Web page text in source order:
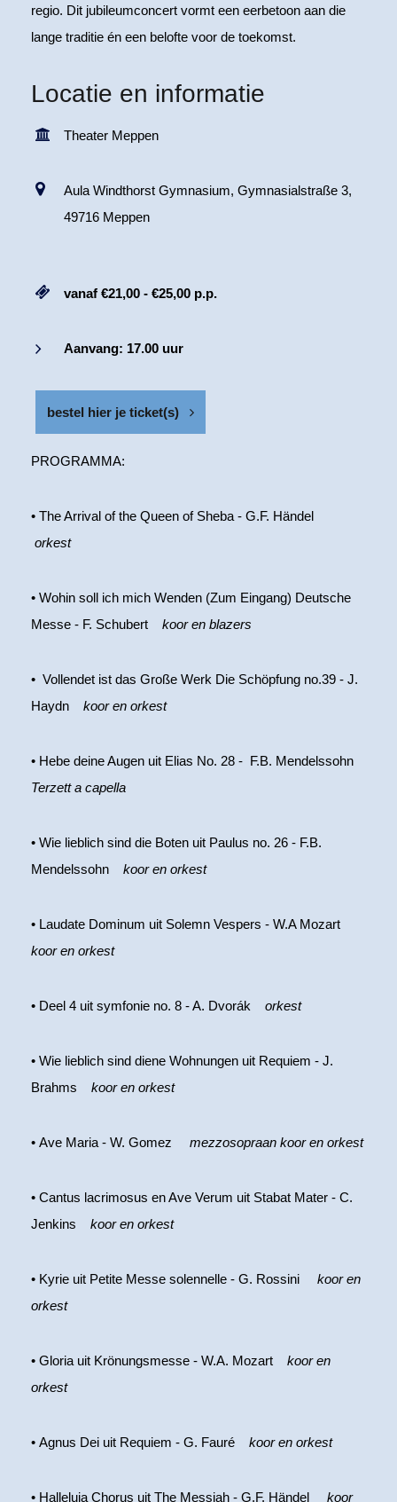
regio. Dit jubileumconcert vormt een eerbetoon aan die
lange traditie én een belofte voor de toekomst.
Locatie en informatie
Theater Meppen
Aula Windthorst Gymnasium, Gymnasialstraße 3,
49716 Meppen
vanaf €21,00 - €25,00 p.p.
Aanvang: 17.00 uur
bestel hier je ticket(s)
PROGRAMMA:
• The Arrival of the Queen of Sheba - G.F. Händel
orkest
• Wohin soll ich mich Wenden (Zum Eingang) Deutsche
Messe - F. Schubert koor en blazers
• Vollendet ist das Große Werk Die Schöpfung no.39 - J.
Haydn koor en orkest
• Hebe deine Augen uit Elias No. 28 - F.B. Mendelssohn
Terzett a capella
• Wie lieblich sind die Boten uit Paulus no. 26 - F.B.
Mendelssohn koor en orkest
• Laudate Dominum uit Solemn Vespers - W.A Mozart
koor en orkest
• Deel 4 uit symfonie no. 8 - A. Dvorák orkest
• Wie lieblich sind diene Wohnungen uit Requiem - J.
Brahms koor en orkest
• Ave Maria - W. Gomez mezzosopraan koor en orkest
• Cantus lacrimosus en Ave Verum uit Stabat Mater - C.
Jenkins koor en orkest
• Kyrie uit Petite Messe solennelle - G. Rossini koor en
orkest
• Gloria uit Krönungsmesse - W.A. Mozart koor en
orkest
• Agnus Dei uit Requiem - G. Fauré koor en orkest
• Halleluja Chorus uit The Messiah - G.F. Händel koor